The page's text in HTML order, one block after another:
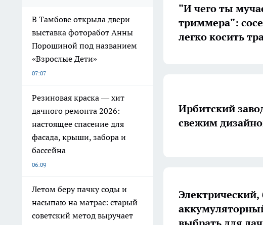
В Тамбове открыла двери
выставка фоторабот Анны
Порошиной под названием
«Взрослые Дети»
07:07
Резиновая краска — хит
дачного ремонта 2026:
настоящее спасение для
фасада, крыши, забора и
бассейна
06:09
Летом беру пачку соды и
насыпаю на матрас: старый
советский метод выручает
"И чего ты
триммера":
легко косить
Ирбитский
свежим